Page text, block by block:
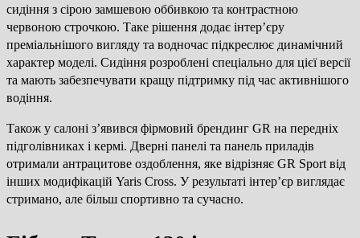
сидіння з сірою замшевою оббивкою та контрастною
червоною строчкою. Таке рішення додає інтер’єру
преміальнішого вигляду та водночас підкреслює динамічний
характер моделі. Сидіння розроблені спеціально для цієї версії
та мають забезпечувати кращу підтримку під час активнішого
водіння.
Також у салоні з’явився фірмовий брендинг GR на передніх
підголівниках і кермі. Дверні панелі та панель приладів
отримали антрацитове оздоблення, яке відрізняє GR Sport від
інших модифікацій Yaris Cross. У результаті інтер’єр виглядає
стримано, але більш спортивно та сучасно.